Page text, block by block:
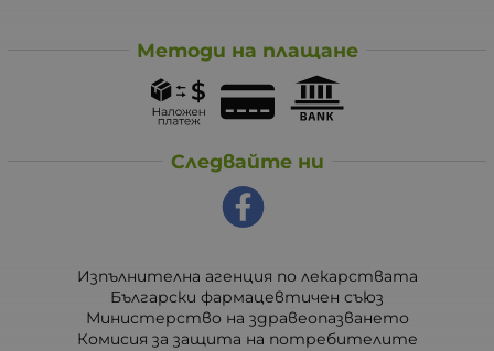
Методи на плащане
Следвайте ни
Изпълнителна агенция по лекарствата
Български фармацевтичен съюз
Министерство на здравеопазването
Комисия за защита на потребителите